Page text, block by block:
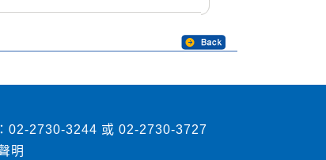
02-2730-3244 或 02-2730-3727
明